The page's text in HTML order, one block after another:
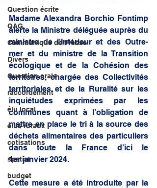
Question écrite
QAG
Communiqué de Presse
Divers
Question orale
raccordement
élu local
élus ruraux
cotisations
spatial
budget
Madame Alexandra Borchio Fontimp
alerte la Ministre déléguée auprès du
ministre de l'Intérieur et des Outre-
mer et du ministre de la Transition
écologique et de la Cohésion des
territoires, chargée des Collectivités
territoriales et de la Ruralité sur les
inquiétudes exprimées par les
communes quant à l’obligation de
mettre en place le tri à la source des
déchets alimentaires des particuliers
dans toute la France d’ici le
1er janvier 2024.
Cette mesure a été introduite par la